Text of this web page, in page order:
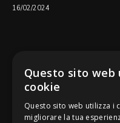
16/02/2024
Questo sito web
cookie
Questo sito web utilizza i
migliorare la tua